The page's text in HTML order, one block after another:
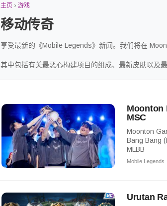
主页 › 游戏
移动传奇
享受最新的《Mobile Legends》新闻。我们将在
其中包括有关最恶心构建项目的组成、最新皮肤以及
Moonton
MSC
Moonton
Bang Bang
MLBB
Mobile Legends
Urutan